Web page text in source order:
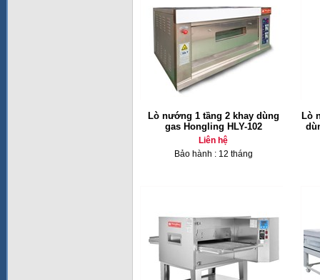
Lò nướng 1 tầng 2 khay dùng
gas Hongling HLY-102
Liên hệ
Bảo hành : 12 tháng
Lò